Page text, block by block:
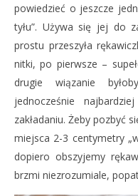
powiedzieć o jeszcze
tyłu”. Używa się jej do
prostu przeszyła
nitki, po pierwsze –
drugie wiązanie
jednocześnie
zakładaniu. Żeby pozbyć
miejsca 2-3 centymetry
dopiero obszyjemy
brzmi niezrozumiale,